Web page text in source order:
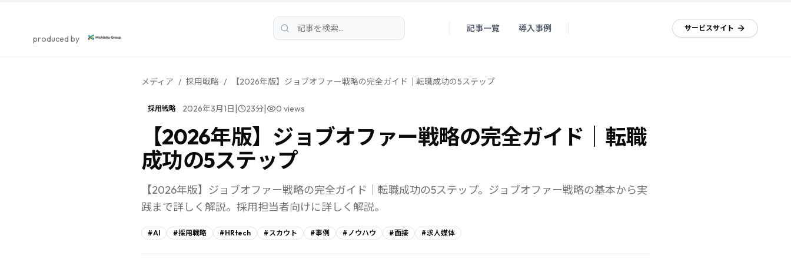
produced by
記事一覧 導入事例 サービスサイト
メディア / 採用戦略 / 【2026年版】ジョブオファー戦略の完全ガイド｜転職成功の5ステップ
採用戦略 2026年3月1日 23分 0 views
【2026年版】ジョブオファー戦略の完全ガイド｜転職
成功の5ステップ
【2026年版】ジョブオファー戦略の完全ガイド｜転職成功の5ステップ。ジョブオファー戦略の基本から実
践まで詳しく解説。採用担当者向けに詳しく解説。
#AI #採用戦略 #HRtech #スカウト #事例 #ノウハウ #面接 #求人媒体